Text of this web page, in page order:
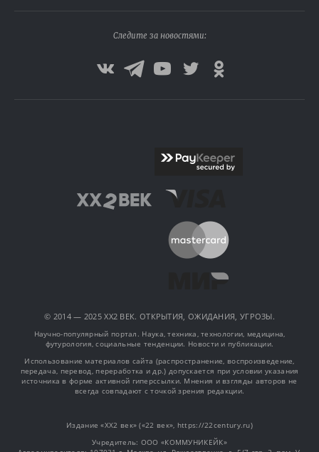
Следите за новостями:
© 2014 — 2025 XX2 ВЕК. ОТКРЫТИЯ, ОЖИДАНИЯ, УГРОЗЫ.
Научно-популярный портал. Наука, техника, технологии, медицина,
футурология, социальные тенденции. Новости и публикации.
Использование материалов сайта (распространение, воспроизведение,
передача, перевод, переработка и др.) допускается при условии указания
источника в форме активной гиперссылки. Мнения и взгляды авторов не
всегда совпадают с точкой зрения редакции.
Издание «XX2 век» («22 век», https://22century.ru)
Учредитель: OOO «КОММУНИКЕЙК»